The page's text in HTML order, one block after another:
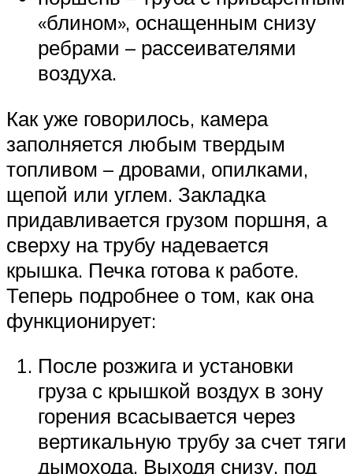
«блином», оснащенным снизу
ребрами – рассеивателями
воздуха.
Как уже говорилось, камера
заполняется любым твердым
топливом – дровами, опилками,
щепой или углем. Закладка
придавливается грузом поршня, а
сверху на трубу надевается
крышка. Печка готова к работе.
Теперь подробнее о том, как она
функционирует:
После розжига и установки
груза с крышкой воздух в зону
горения всасывается через
вертикальную трубу за счет тяги
дымохода. Выходя снизу, под